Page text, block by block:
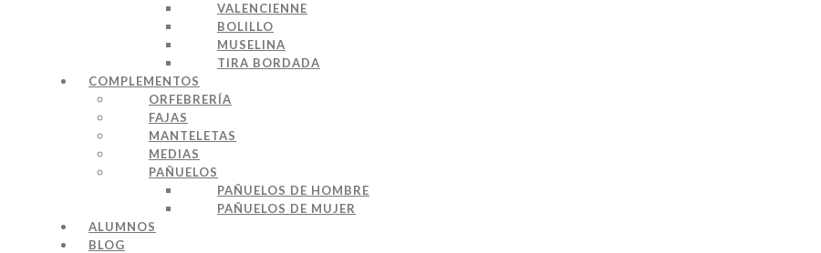
VALENCIENNE
BOLILLO
MUSELINA
TIRA BORDADA
COMPLEMENTOS
ORFEBRERÍA
FAJAS
MANTELETAS
MEDIAS
PAÑUELOS
PAÑUELOS DE HOMBRE
PAÑUELOS DE MUJER
ALUMNOS
BLOG